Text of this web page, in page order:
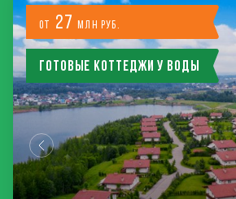
от 27млн руб.
Готовые коттеджи у воды